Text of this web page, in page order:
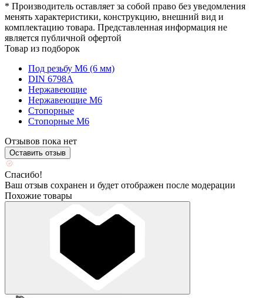
* Производитель оставляет за собой право без уведомления
менять характеристики, конструкцию, внешний вид и
комплектацию товара. Представленная информация не
является публичной офертой
Товар из подборок
Под резьбу М6 (6 мм)
DIN 6798A
Нержавеющие
Нержавеющие М6
Стопорные
Стопорные М6
Отзывов пока нет
Оставить отзыв
Спасибо!
Ваш отзыв сохранен и будет отображен после модерации
Похожие товары